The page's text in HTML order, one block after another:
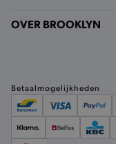
OVER BROOKLYN
Betaalmogelijkheden